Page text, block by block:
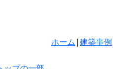
ホーム|建築事例